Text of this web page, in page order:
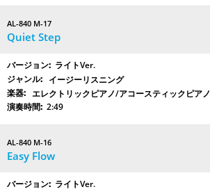
AL-840 M-17
Quiet Step
ライトVer.
イージーリスニング
エレクトリックピアノ/アコースティックピアノ
2:49
AL-840 M-16
Easy Flow
ライトVer.